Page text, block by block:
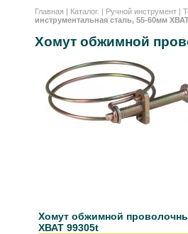
Главная | Каталог. | Ручной инструмент |
инструментальная сталь, 55-60мм
Хомут обжимной
Хомут обжимной
ХВАТ 99305t